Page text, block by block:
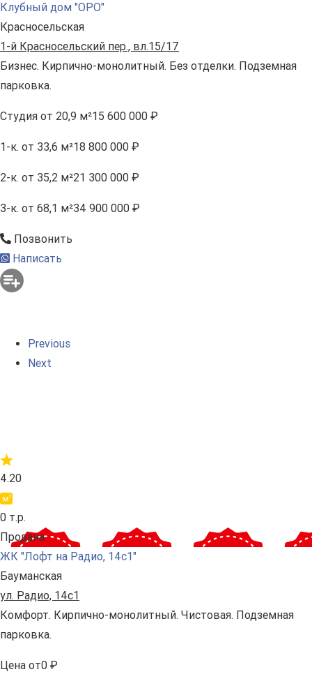
Клубный дом "ОРО"
Красносельская
1-й Красносельский пер., вл.15/17
Бизнес. Кирпично-монолитный. Без отделки. Подземная
парковка.
Студия от 20,9 м²15 600 000 ₽
1-к. от 33,6 м²18 800 000 ₽
2-к. от 35,2 м²21 300 000 ₽
3-к. от 68,1 м²34 900 000 ₽
Позвонить
Написать
Previous
Next
4.20
0 т.р.
Продана
ЖК "Лофт на Радио, 14с1"
Бауманская
ул. Радио, 14с1
Комфорт. Кирпично-монолитный. Чистовая. Подземная
парковка.
Цена от0 ₽